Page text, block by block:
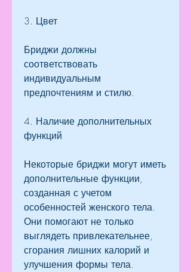
3. Цвет
Бриджи должны
соответствовать
индивидуальным
предпочтениям и стилю.
4. Наличие дополнительных
функций
Некоторые бриджи могут иметь
дополнительные функции,
созданная с учетом
особенностей женского тела.
Они помогают не только
выглядеть привлекательнее,
сгорания лишних калорий и
улучшения формы тела.